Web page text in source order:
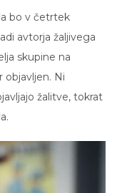
avtorja žaljivega
skupine na
Ni
žalitve, tokrat